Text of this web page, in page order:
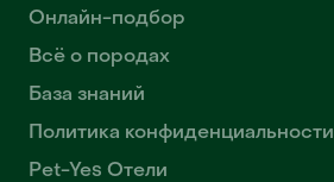
Онлайн-подбор
Всё о породах
База знаний
Политика конфиденциальности
Pet-Yes Отели